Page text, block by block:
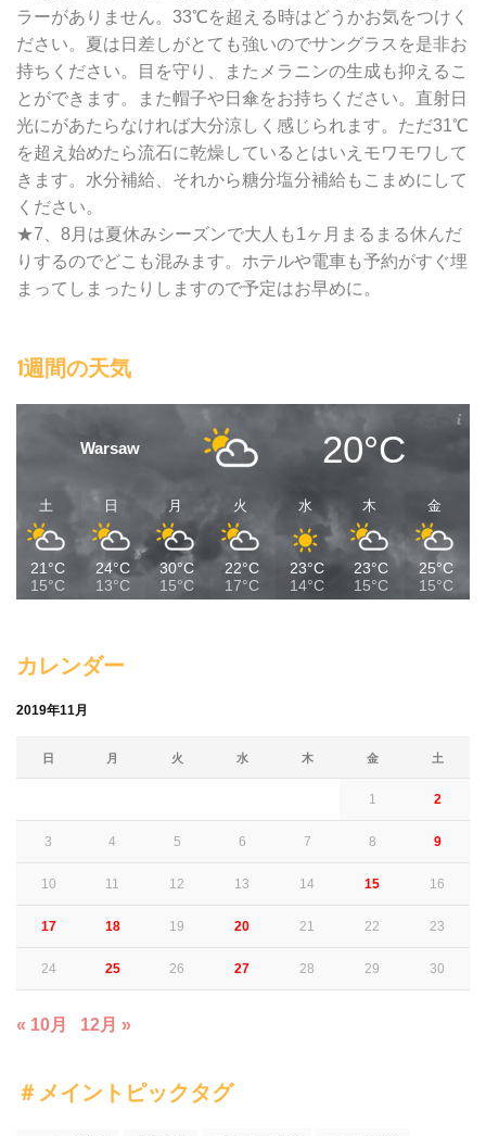
ラーがありません。33℃を超える時はどうかお気をつけく
ださい。夏は日差しがとても強いのでサングラスを是非お
持ちください。目を守り、またメラニンの生成も抑えるこ
とができます。また帽子や日傘をお持ちください。直射日
光にがあたらなければ大分涼しく感じられます。ただ31℃
を超え始めたら流石に乾燥しているとはいえモワモワして
きます。水分補給、それから糖分塩分補給もこまめにして
ください。
★7、8月は夏休みシーズンで大人も1ヶ月まるまる休んだ
りするのでどこも混みます。ホテルや電車も予約がすぐ埋
まってしまったりしますので予定はお早めに。
1週間の天気
Warsaw 20°C
土
21°C
15°C
日
24°C
13°C
月
30°C
15°C
火
22°C
17°C
水
23°C
14°C
木
23°C
15°C
金
25°C
15°C
カレンダー
2019年11月
日 月 火 水 木 金 土
1 2
3 4 5 6 7 8 9
10 11 12 13 14 15 16
17 18 19 20 21 22 23
24 25 26 27 28 29 30
« 10月 12月 »
＃メイントピックタグ